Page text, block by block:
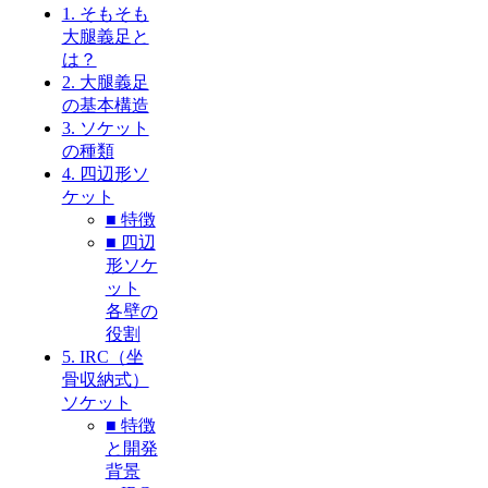
1. そもそも
大腿義足と
は？
2. 大腿義足
の基本構造
3. ソケット
の種類
4. 四辺形ソ
ケット
■ 特徴
■ 四辺
形ソケ
ット
各壁の
役割
5. IRC（坐
骨収納式）
ソケット
■ 特徴
と開発
背景